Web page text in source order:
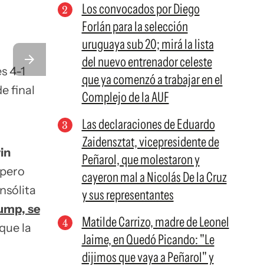
4-1
final
se
la
Los convocados por Diego
Forlán para la selección
uruguaya sub 20; mirá la lista
del nuevo entrenador celeste
que ya comenzó a trabajar en el
Complejo de la AUF
Las declaraciones de Eduardo
Zaidensztat, vicepresidente de
Peñarol, que molestaron y
cayeron mal a Nicolás De la Cruz
y sus representantes
Matilde Carrizo, madre de Leonel
Jaime, en Quedó Picando: "Le
dijimos que vaya a Peñarol" y